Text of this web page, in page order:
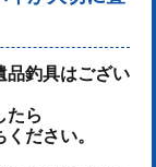
品釣具はござい
たら
ださい。